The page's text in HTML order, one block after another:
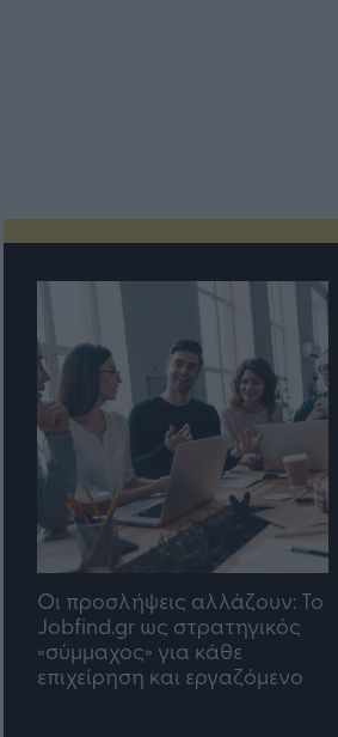
TP Greece: Πώς
διαμορφώνεται το μέλλον
του Insurance στην εποχή
του AI